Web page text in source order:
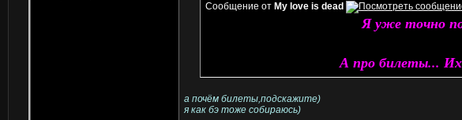
Сообщение от My love is dead
Я уже точно
А про билеты... Их
а почём билеты,подскажите)
я как бэ тоже собираюсь)